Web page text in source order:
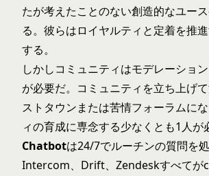
たが考えたことのない創造的なユー
る。彼らはロイヤルティと定着を推
する。
しかしコミュニティはモデレーショ
が必要だ。コミュニティを立ち上げ
ストタウンまたは苦情フォーラムに
ィの育成に専念する少なくとも1人が
Chatbotは24/7でルーチンの質問を処
Intercom、Drift、Zendeskすべてが